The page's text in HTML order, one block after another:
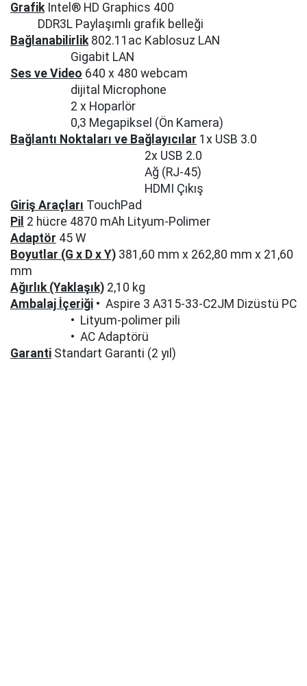
GrafikIntel® HD Graphics 400
DDR3L Paylaşımlı grafik belleği
Bağlanabilirlik802.11ac Kablosuz LAN
Gigabit LAN
Ses ve Video 640 x 480 webcam
dijital Microphone
2 x Hoparlör
0,3 Megapiksel (Ön Kamera)
Bağlantı Noktaları ve Bağlayıcılar 1x USB 3.0
2x USB 2.0
Ağ (RJ-45)
HDMI Çıkış
Giriş Araçları TouchPad
Pil 2 hücre 4870 mAh Lityum-Polimer
Adaptör 45 W
Boyutlar (G x D x Y) 381,60 mm x 262,80 mm x 21,60
mm
Ağırlık (Yaklaşık) 2,10 kg
Ambalaj İçeriği • Aspire 3 A315-33-C2JM Dizüstü PC
• Lityum-polimer pili
• AC Adaptörü
Garanti Standart Garanti (2 yıl)